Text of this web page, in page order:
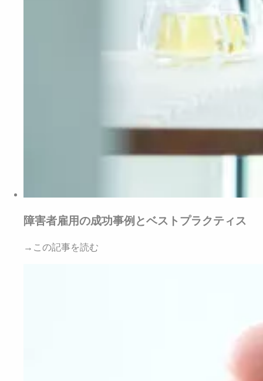
障害者雇用の成功事例とベストプラクティス
→この記事を読む